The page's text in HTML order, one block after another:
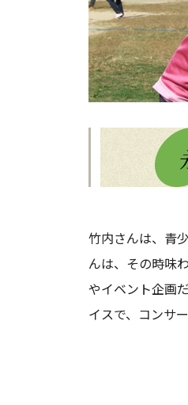
竹内さんは、青
んは、その時味
やイベント企画
イスで、コンサ